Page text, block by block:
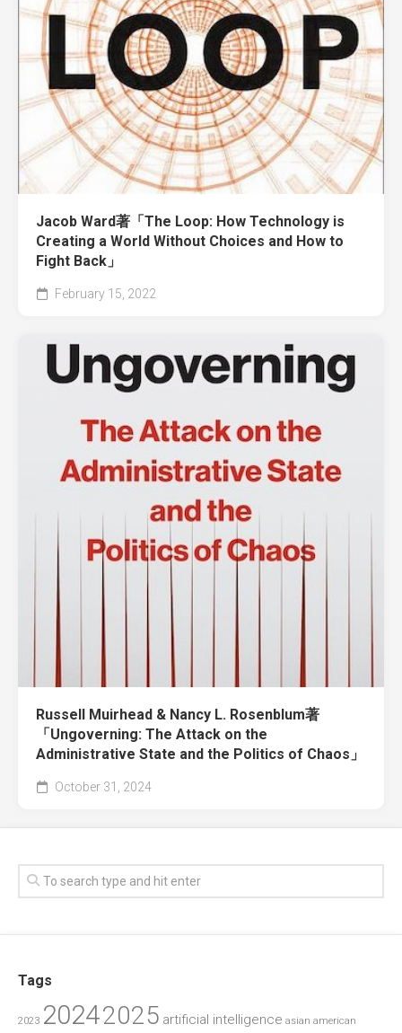
Jacob Ward著「The Loop: How Technology is
Creating a World Without Choices and How to
Fight Back」
February 15, 2022
Russell Muirhead & Nancy L. Rosenblum著
「Ungoverning: The Attack on the
Administrative State and the Politics of Chaos」
October 31, 2024
Tags
2023 20242025 artificial intelligence asian american